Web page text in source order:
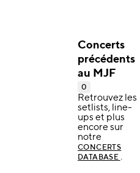
Concerts
précédents
au MJF
0
Retrouvez les
setlists, line-
ups et plus
encore sur
notre
CONCERTS
DATABASE .